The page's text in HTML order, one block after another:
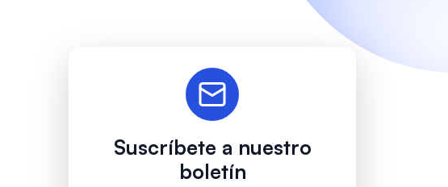
Suscríbete a nuestro
boletín